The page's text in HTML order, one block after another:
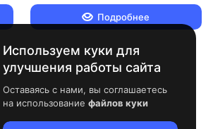
Подробнее
Используем куки для
улучшения работы сайта
Оставаясь с нами, вы соглашаетесь
на использование файлов куки